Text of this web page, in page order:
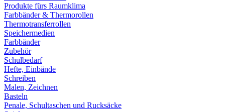
Produkte fürs Raumklima
Farbbänder & Thermorollen
Thermotransferrollen
Speichermedien
Farbbänder
Zubehör
Schulbedarf
Hefte, Einbände
Schreiben
Malen, Zeichnen
Basteln
Penale, Schultaschen und Rucksäcke